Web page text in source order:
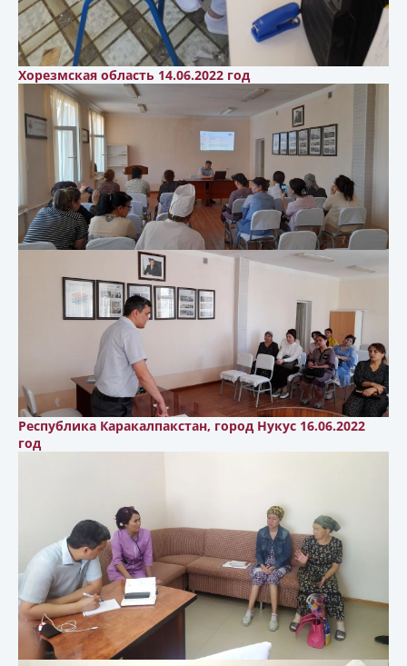
Хорезмская область 14.06.2022 год
Республика Каракалпакстан, город Нукус 16.06.2022
год